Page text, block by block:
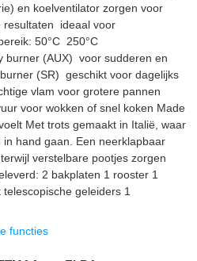
en koelventilator zorgen voor
 ideaal voor
50°C  250°C
(AUX)  voor sudderen en
(SR)  geschikt voor dagelijks
vlam voor grotere pannen
voor wokken of snel koken Made
Met trots gemaakt in Italië, waar
hand gaan. Een neerklapbaar
verstelbare pootjes zorgen
2 bakplaten 1 rooster 1
geleiders 1
functies